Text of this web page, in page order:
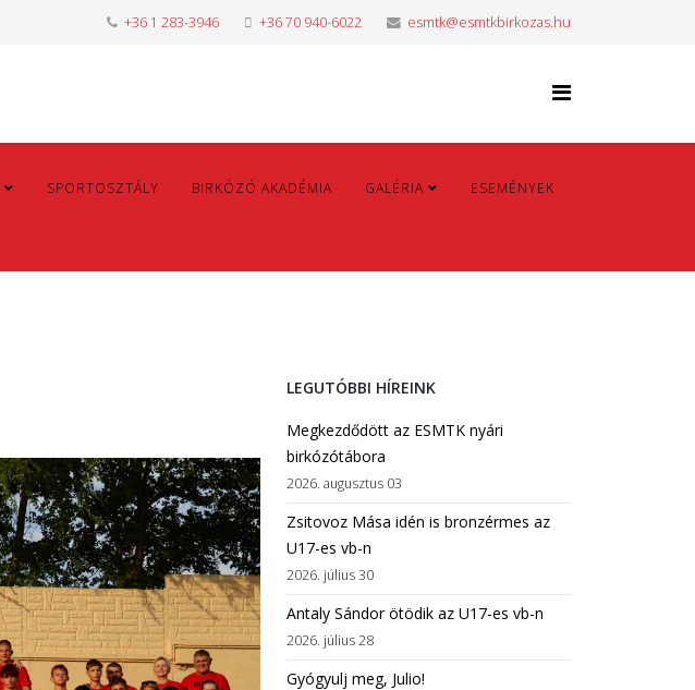
+36 1 283-3946 +36 70 940-6022 esmtk@esmtkbirkozas.hu
SPORTOSZTÁLY BIRKÓZÓ AKADÉMIA GALÉRIA ESEMÉNYEK
LEGUTÓBBI HÍREINK
Megkezdődött az ESMTK nyári
birkózótábora
2026. augusztus 03
Zsitovoz Mása idén is bronzérmes az
U17-es vb-n
2026. július 30
Antaly Sándor ötödik az U17-es vb-n
2026. július 28
Gyógyulj meg, Julio!